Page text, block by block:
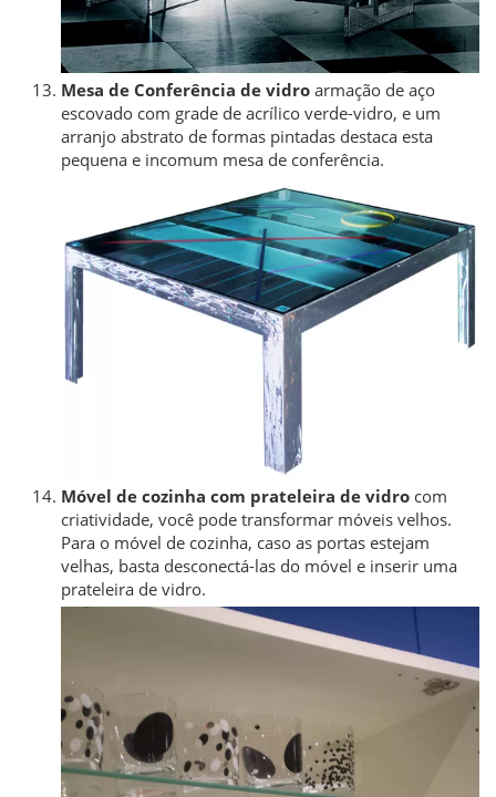
Mesa de Conferência de vidro armação de aço
escovado com grade de acrílico verde-vidro, e um
arranjo abstrato de formas pintadas destaca esta
pequena e incomum mesa de conferência.
Móvel de cozinha com prateleira de vidro com
criatividade, você pode transformar móveis velhos.
Para o móvel de cozinha, caso as portas estejam
velhas, basta desconectá-las do móvel e inserir uma
prateleira de vidro.